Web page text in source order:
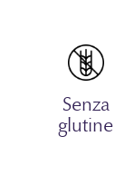
Senza
glutine